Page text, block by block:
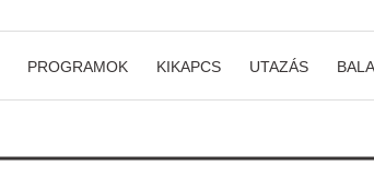
PROGRAMOK KIKAPCS UTAZÁS